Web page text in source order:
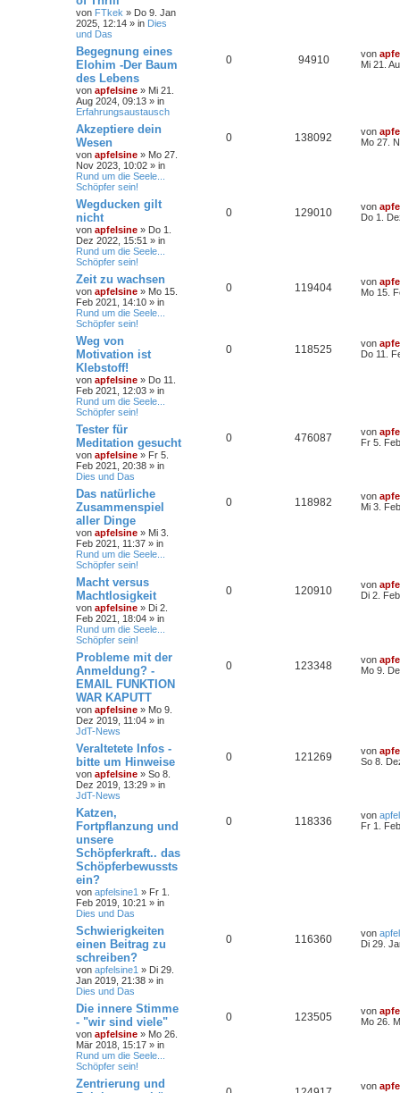
von FTkek » Do 9. Jan
2025, 12:14 » in Dies
und Das
Begegnung eines
Elohim -Der Baum
des Lebens
von apfelsine » Mi 21.
Aug 2024, 09:13 » in
Erfahrungsaustausch
0 94910 von
Mi 21.
Akzeptiere dein
Wesen
von apfelsine » Mo 27.
Nov 2023, 10:02 » in
Rund um die Seele...
Schöpfer sein!
0 138092 von
Mo 27.
Wegducken gilt
nicht
von apfelsine » Do 1.
Dez 2022, 15:51 » in
Rund um die Seele...
Schöpfer sein!
0 129010 von
Do 1.
Zeit zu wachsen
von apfelsine » Mo 15.
Feb 2021, 14:10 » in
Rund um die Seele...
Schöpfer sein!
0 119404 von
Mo 15.
Weg von
Motivation ist
Klebstoff!
von apfelsine » Do 11.
Feb 2021, 12:03 » in
Rund um die Seele...
Schöpfer sein!
0 118525 von
Do 11.
Tester für
Meditation gesucht
von apfelsine » Fr 5.
Feb 2021, 20:38 » in
Dies und Das
0 476087 von
Fr 5.
Das natürliche
Zusammenspiel
aller Dinge
von apfelsine » Mi 3.
Feb 2021, 11:37 » in
Rund um die Seele...
Schöpfer sein!
0 118982 von
Mi 3.
Macht versus
Machtlosigkeit
von apfelsine » Di 2.
Feb 2021, 18:04 » in
Rund um die Seele...
Schöpfer sein!
0 120910 von
Di 2.
Probleme mit der
Anmeldung? -
EMAIL FUNKTION
WAR KAPUTT
von apfelsine » Mo 9.
Dez 2019, 11:04 » in
JdT-News
0 123348 von
Mo 9.
Veraltetete Infos -
bitte um Hinweise
von apfelsine » So 8.
Dez 2019, 13:29 » in
JdT-News
0 121269 von
So 8.
Katzen,
Fortpflanzung und
unsere
Schöpferkraft.. das
Schöpferbewussts
ein?
von apfelsine1 » Fr 1.
Feb 2019, 10:21 » in
Dies und Das
0 118336 von
Fr 1.
Schwierigkeiten
einen Beitrag zu
schreiben?
von apfelsine1 » Di 29.
Jan 2019, 21:38 » in
Dies und Das
0 116360 von
Di 29.
Die innere Stimme
- "wir sind viele"
von apfelsine » Mo 26.
Mär 2018, 15:17 » in
Rund um die Seele...
Schöpfer sein!
0 123505 von
Mo 26.
Zentrierung und
von